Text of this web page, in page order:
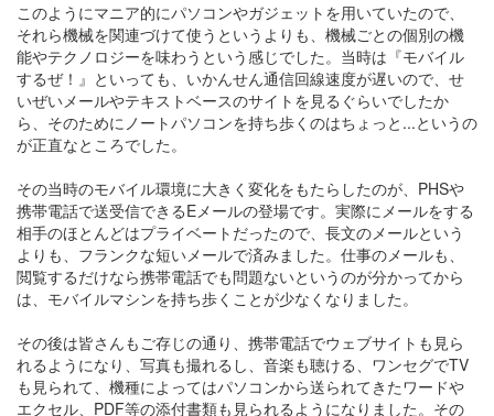
このようにマニア的にパソコンやガジェットを用いていたので、
それら機械を関連づけて使うというよりも、機械ごとの個別の機
能やテクノロジーを味わうという感じでした。当時は『モバイル
するぜ！』といっても、いかんせん通信回線速度が遅いので、せ
いぜいメールやテキストベースのサイトを見るぐらいでしたか
ら、そのためにノートパソコンを持ち歩くのはちょっと...というの
が正直なところでした。
その当時のモバイル環境に大きく変化をもたらしたのが、PHSや
携帯電話で送受信できるEメールの登場です。実際にメールをする
相手のほとんどはプライベートだったので、長文のメールという
よりも、フランクな短いメールで済みました。仕事のメールも、
閲覧するだけなら携帯電話でも問題ないというのが分かってから
は、モバイルマシンを持ち歩くことが少なくなりました。
その後は皆さんもご存じの通り、携帯電話でウェブサイトも見ら
れるようになり、写真も撮れるし、音楽も聴ける、ワンセグでTV
も見られて、機種によってはパソコンから送られてきたワードや
エクセル、PDF等の添付書類も見られるようになりました。その